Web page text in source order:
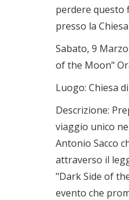
perdere questo
presso la
Sabato, 9
of the Moon"
Luogo: Chiesa
Descrizione:
viaggio unico
Antonio Sacco
attraverso il
"Dark Side of
evento che